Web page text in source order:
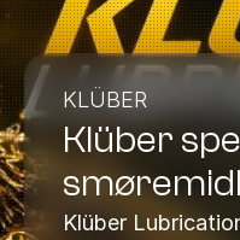
Marine
Tankingskort
Våre Produkter
Om Selskapet
Bærekraft
KLÜBER
Klüber
Klüber